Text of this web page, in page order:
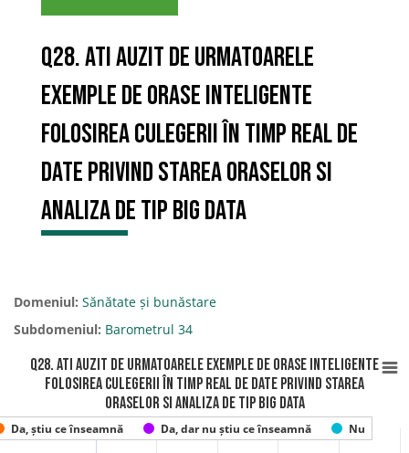
Q28. Ati auzit de urmatoarele
exemple de ORASE INTELIGENTE
Folosirea culegerii în timp real de
date privind starea oraselor si
analiza de tip big data
Domeniul: Sănătate și bunăstare
Subdomeniul: Barometrul 34
Q28. Ati auzit de urmatoarele exemple de ORASE INTELIGENTE
Folosirea culegerii în timp real de date privind starea
oraselor si analiza de tip big data
Da, știu ce înseamnă Da, dar nu știu ce înseamnă Nu